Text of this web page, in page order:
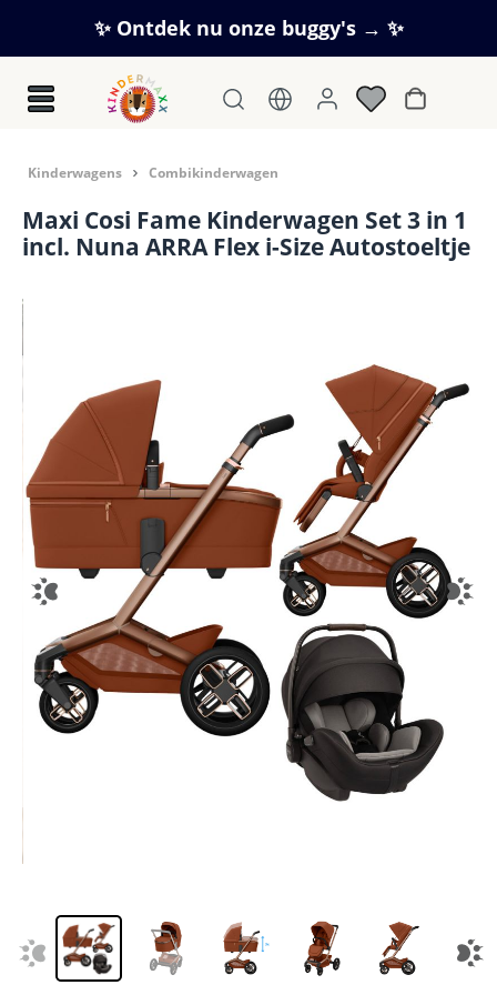
Ga naar de hoofdinhoud
✨ Ontdek nu onze buggy's → ✨
Kinderwagens Combikinderwagen
Maxi Cosi Fame Kinderwagen Set 3 in 1
incl. Nuna ARRA Flex i-Size Autostoeltje